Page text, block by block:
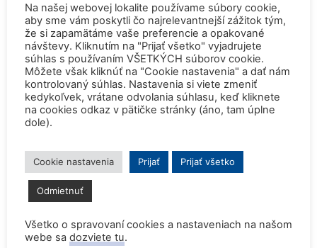
4. augusta 2026
Safety is our highest priority! (Pocta admirálovi Rickoverovi)
30. júla 2026
Rekordne nízka hladina Dunaja vynútili odstavenie JE Paks a
JE Cernavoda
30. júla 2026
27. júla 2026
SpaceX vyslal na obežnú dráhu satelit s tríciovým pohonom
Zomrel Miroslav Jakabovič
Na našej webovej lokalite používame súbory cookie,
aby sme vám poskytli čo najrelevantnejší zážitok tým,
že si zapamätáme vaše preferencie a opakované
návštevy. Kliknutím na "Prijať všetko" vyjadrujete
súhlas s používaním VŠETKÝCH súborov cookie.
Môžete však kliknúť na "Cookie nastavenia" a dať nám
kontrolovaný súhlas. Nastavenia si viete zmeniť
kedykoľvek, vrátane odvolania súhlasu, keď kliknete
na cookies odkaz v pätičke stránky (áno, tam úplne
dole).
Cookie nastavenia Prijať Prijať všetko
Odmietnuť
Všetko o spravovaní cookies a nastaveniach na našom
webe sa dozviete tu.